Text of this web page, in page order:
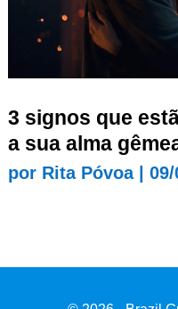
3 signos que
a sua alma
por Rita Póvoa|